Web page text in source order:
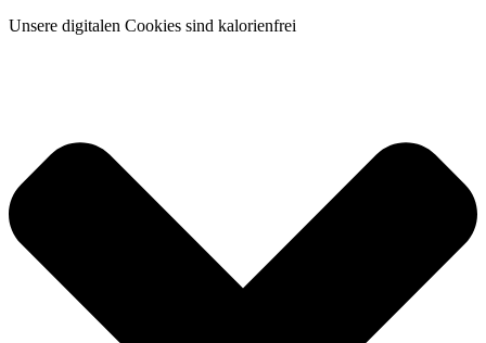
Unsere digitalen Cookies sind kalorienfrei